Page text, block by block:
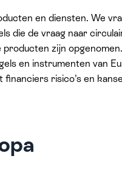
en diensten. We
die de vraag naar
zijn opgenomen.
en instrumenten van
risico’s en